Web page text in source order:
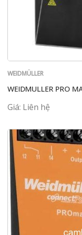
WEIDMÜLLER
WEIDMULLER PRO
Giá: Liên hệ